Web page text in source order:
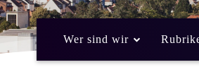
Wer sind wir